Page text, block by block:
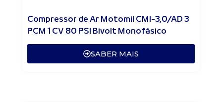
Compressor de Ar Motomil CMI-3,0/AD 3
PCM 1 CV 80 PSI Bivolt Monofásico
SABER MAIS